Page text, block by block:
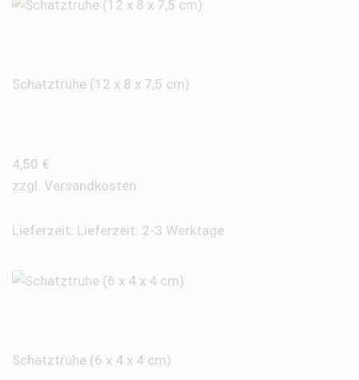
Schatztruhe (12 x 8 x 7,5 cm)
4,50 €
zzgl. Versandkosten
Lieferzeit: Lieferzeit: 2-3 Werktage
Schatztruhe (6 x 4 x 4 cm)